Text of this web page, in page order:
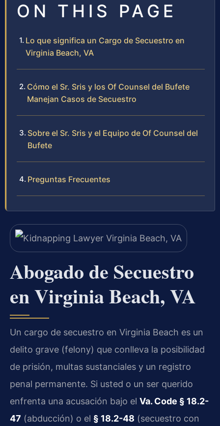
ON THIS PAGE
Lo que significa un Cargo de Secuestro en
Virginia Beach, VA
Cómo el Sr. Sris y los Of Counsel del Bufete
Manejan Casos de Secuestro
Sobre el Sr. Sris y el Equipo de Of Counsel del
Bufete
Preguntas Frecuentes
Abogado de Secuestro
en Virginia Beach, VA
Un cargo de secuestro en Virginia Beach es un
delito grave (felony) que conlleva la posibilidad
de prisión, multas sustanciales y un registro
penal permanente. Si usted o un ser querido
enfrenta una acusación bajo el Va. Code § 18.2-
47 (abducción) o el § 18.2-48 (secuestro con